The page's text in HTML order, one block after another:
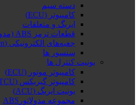
دسته سیم
کامپیوتر (ECU)
ایربگ و متعلقات
قطعات ترمز ABS (مدولاتور، سنسور و …)
جعبه‌های الکترونیکی (fn، fcm، bcm، ccn و …)
سنسور ها
یونیت کنترل ها
کامپیوتر موتور (ECU)
کامپیوتر گیربکس (TCU)
یونیت ایربگ (ACU)
مجموعه مدولاتورABS